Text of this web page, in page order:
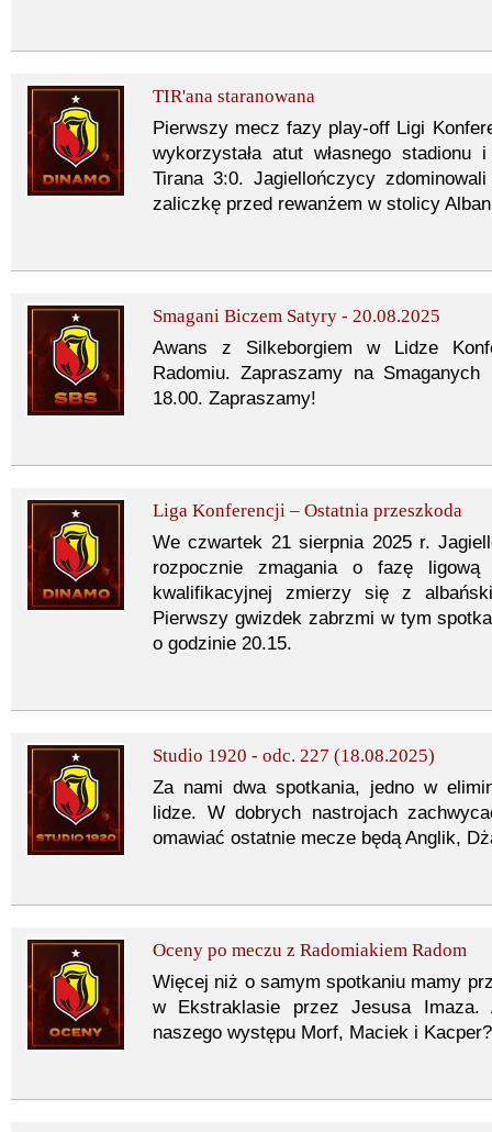
TIR'ana staranowana
Pierwszy mecz fazy play-off Ligi
wykorzystała atut własnego stadionu
Tirana 3:0. Jagiellończycy
zaliczkę przed rewanżem w stolicy
Smagani Biczem Satyry - 20.08.2025
Awans z Silkeborgiem w Lidze
Radomiu. Zapraszamy na
18.00. Zapraszamy!
Liga Konferencji – Ostatnia przeszkoda
We czwartek 21 sierpnia 2025 r.
rozpocznie zmagania o fazę
kwalifikacyjnej zmierzy się z
Pierwszy gwizdek zabrzmi w tym
o godzinie 20.15.
Studio 1920 - odc. 227 (18.08.2025)
Za nami dwa spotkania, jedno w
lidze. W dobrych nastrojach
omawiać ostatnie mecze będą Anglik,
Oceny po meczu z Radomiakiem Radom
Więcej niż o samym spotkaniu mamy
w Ekstraklasie przez Jesusa
naszego występu Morf, Maciek i